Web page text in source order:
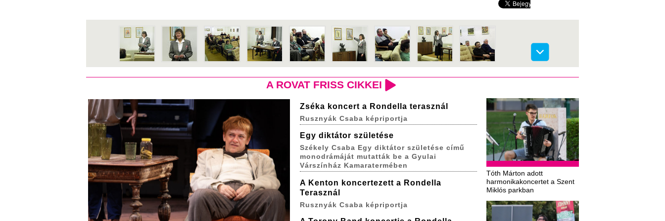
A ROVAT FRISS CIKKEI
Tóth Márton adott
harmonikakoncertet a Szent
Miklós parkban
Zséka koncert a Rondella terasznál
Rusznyák Csaba képriportja
Egy diktátor születése
Székely Csaba Egy diktátor születése című
monodrámáját mutatták be a Gyulai
Várszínház Kamaratermében
A Kenton koncertezett a Rondella
Terasznál
Rusznyák Csaba képriportja